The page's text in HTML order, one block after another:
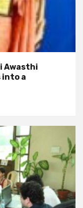
Awasthi
into a